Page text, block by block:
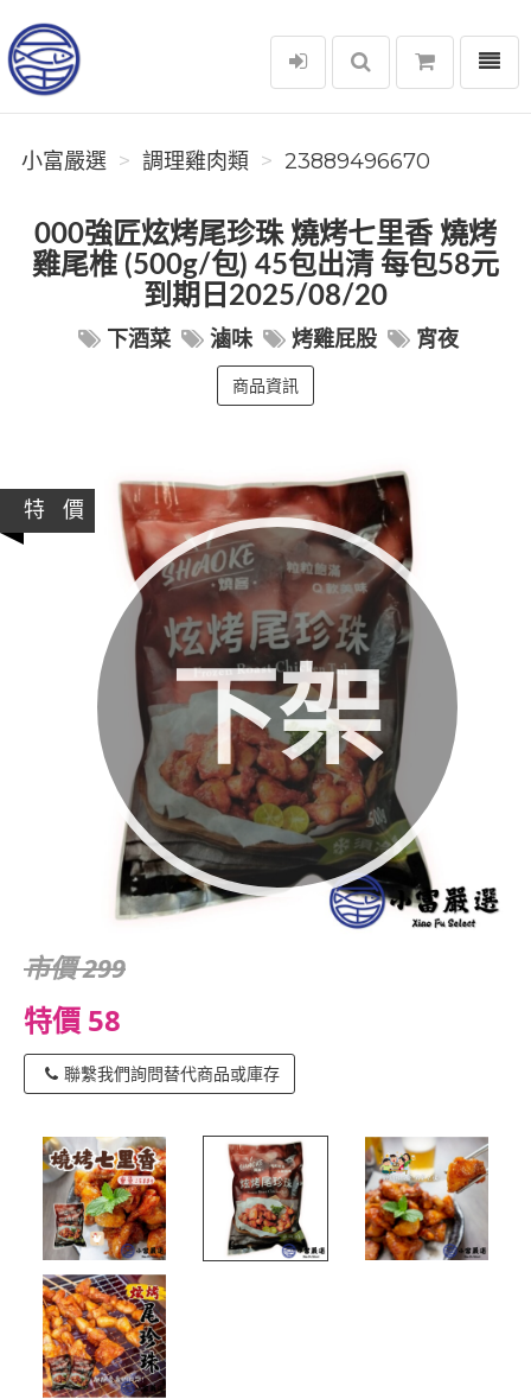
小富嚴選
選單
小富嚴選 調理雞肉類 23889496670
000強匠炫烤尾珍珠 燒烤七里香 燒烤
雞尾椎 (500g/包) 45包出清 每包58元
到期日2025/08/20
下酒菜 滷味 烤雞屁股 宵夜
商品資訊
下架
特 價
市價 299
特價 58
聯繫我們詢問替代商品或庫存